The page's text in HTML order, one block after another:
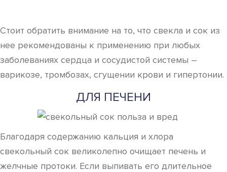
Стоит обратить внимание на то, что свекла и сок из
нее рекомендованы к применению при любых
заболеваниях сердца и сосудистой системы –
варикозе, тромбозах, сгущении крови и гипертонии.
ДЛЯ ПЕЧЕНИ
Благодаря содержанию кальция и хлора
свекольный сок великолепно очищает печень и
желчные протоки. Если выпивать его длительное